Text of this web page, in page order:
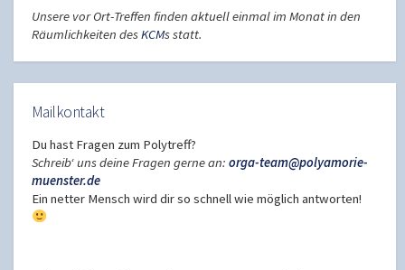
Unsere vor Ort-Treffen finden aktuell einmal im Monat in den
Räumlichkeiten desKCMs statt.
Mailkontakt
Du hast Fragen zum Polytreff?
Schreib‘ uns deine Fragen gerne an: orga-team@polyamorie-
muenster.de
Ein netter Mensch wird dir so schnell wie möglich antworten!